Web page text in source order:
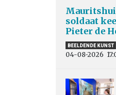
soldaat
Pieter de
BEELDENDE KUNST
04-08-2026